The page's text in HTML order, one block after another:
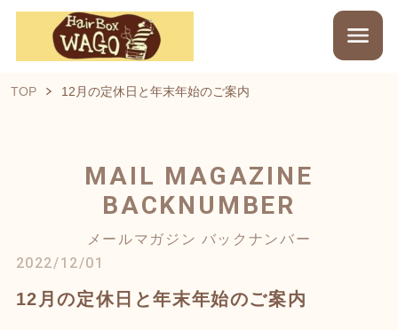
TOP 12月の定休日と年末年始のご案内
MAIL MAGAZINE
BACKNUMBER
メールマガジン バックナンバー
2022/12/01
12月の定休日と年末年始のご案内